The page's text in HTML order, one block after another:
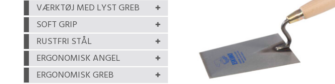
VÆRKTØJ MED LYST GREB
SOFT GRIP
RUSTFRI STÅL
ERGONOMISK ANGEL
ERGONOMISK GREB